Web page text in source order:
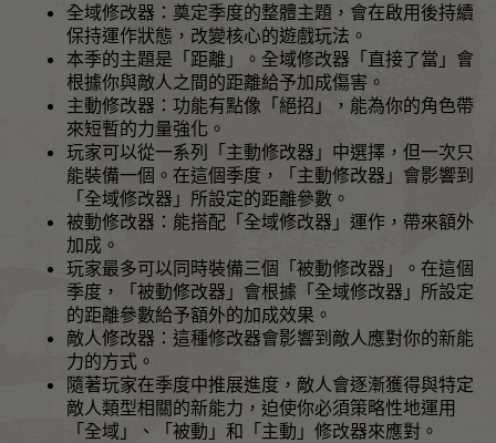
全域修改器 ：奠定季度的整體主題，會在啟用後持續
保持運作狀態，改變核心的遊戲玩法。
本季的主題是「距離」。全域修改器「直接了當」會
根據你與敵人之間的距離給予加成傷害。
主動修改器 ：功能有點像「絕招」，能為你的角色帶
來短暫的力量強化。
玩家可以從一系列「主動修改器」中選擇，但一次只
能裝備一個。在這個季度，「主動修改器」會影響到
「全域修改器」所設定的距離參數。
被動修改器 ：能搭配「全域修改器」運作，帶來額外
加成。
玩家最多可以同時裝備三個「被動修改器」。在這個
季度，「被動修改器」會根據「全域修改器」所設定
的距離參數給予額外的加成效果。
敵人修改器 ：這種修改器會影響到敵人應對你的新能
力的方式。
隨著玩家在季度中推展進度，敵人會逐漸獲得與特定
敵人類型相關的新能力，迫使你必須策略性地運用
「全域」、「被動」和「主動」修改器來應對。